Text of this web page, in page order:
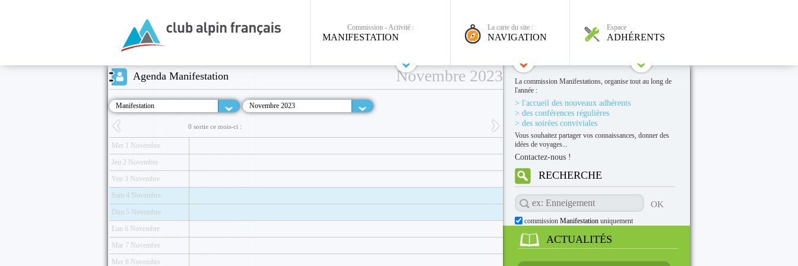
Commission - Activité :
MANIFESTATION
La carte du site :
NAVIGATION
Espace
ADHÉRENTS
Agenda Manifestation Novembre 2023
Manifestation Novembre 2023
0 sortie ce mois-ci :
Mer 1 Novembre
Jeu 2 Novembre
Ven 3 Novembre
Sam 4 Novembre
Dim 5 Novembre
Lun 6 Novembre
Mar 7 Novembre
Mer 8 Novembre
La commission Manifestations, organise tout au long de
l'année :
> l'accueil des nouveaux adhérents
> des conférences régulières
> des soirées conviviales
Vous souhaitez partager vos connaissances, donner des
idées de voyages...
Contactez-nous !
RECHERCHE
commission Manifestation uniquement
ACTUALITÉS